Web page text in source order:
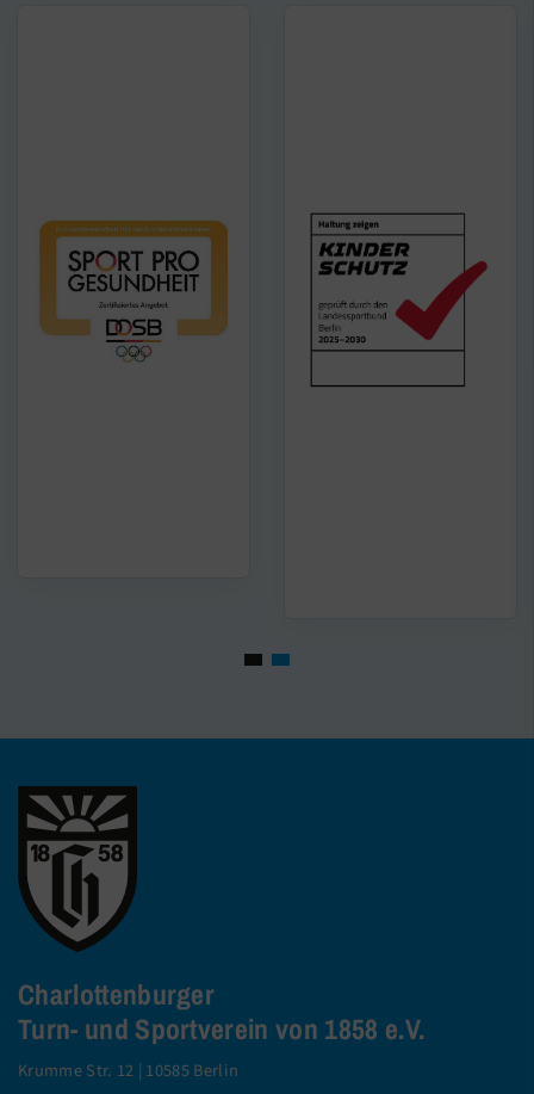
Charlottenburger
Turn- und Sportverein von 1858 e.V.
Krumme Str. 12 | 10585 Berlin